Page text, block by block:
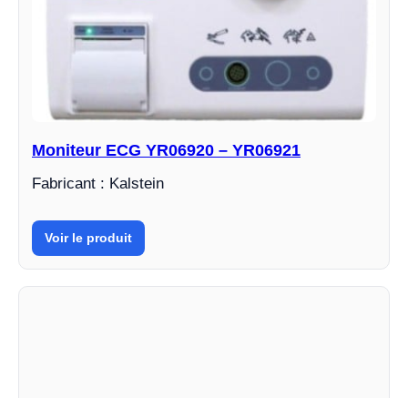
Moniteur ECG YR06920 – YR06921
Fabricant : Kalstein
Voir le produit